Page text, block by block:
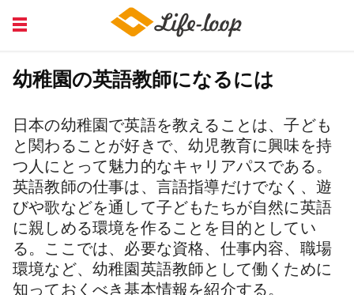
SERVICE
幼稚園の英語教師になるには
日本の幼稚園で英語を教えることは、子ども
と関わることが好きで、幼児教育に興味を持
つ人にとって魅力的なキャリアパスである。
英語教師の仕事は、言語指導だけでなく、遊
びや歌などを通して子どもたちが自然に英語
に親しめる環境を作ることを目的としてい
る。ここでは、必要な資格、仕事内容、職場
環境など、幼稚園英語教師として働くために
知っておくべき基本情報を紹介する。